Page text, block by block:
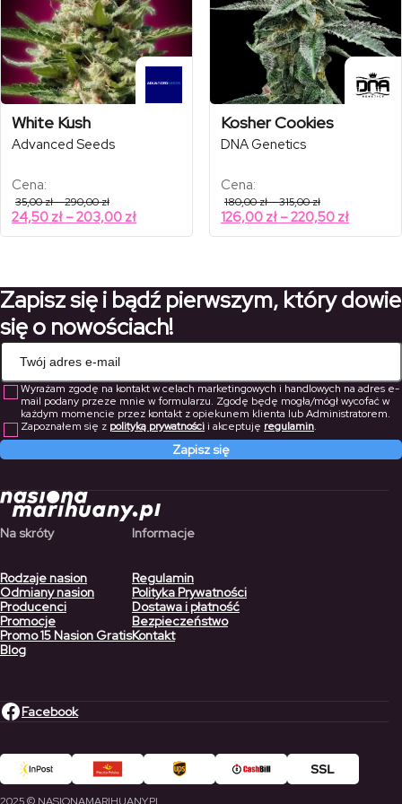
White Kush
Advanced Seeds
Cena:
35,00zł–290,00złZakres
cen:
od
35,00 zł
24,50 zł –203,00 złZakres
cen:
203,00 zł
Kosher Cookies
DNA Genetics
Cena:
180,00zł–315,00złZakres
cen:
od
180,00 zł
126,00 zł –220,50 złZakres
cen:
220,50
Zapisz się i bądź pierwszym, który dowie
się o nowościach!
Wyrażam zgodę na kontakt w celach marketingowych i handlowych na adres e-
mail podany przeze mnie w formularzu. Zgodę będę mogła/mógł wycofać w
każdym momencie przez kontakt z opiekunem klienta lub Administratorem.
Zapoznałem się z polityką prywatnościi akceptuję regulamin.
Zapisz się
Na skróty
Rodzaje nasion
Odmiany nasion
Producenci
Promocje
Promo 15 Nasion Gratis
Blog
Informacje
Regulamin
Polityka Prywatności
Dostawa i płatność
Bezpieczeństwo
Kontakt
Facebook